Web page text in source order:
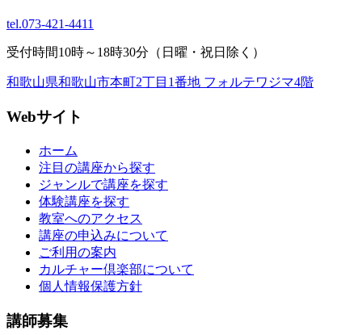
tel.073-421-4411
受付時間10時～18時30分（日曜・祝日除く）
和歌山県和歌山市本町2丁目1番地 フォルテワジマ4階
Webサイト
ホーム
注目の講座から探す
ジャンルで講座を探す
体験講座を探す
教室へのアクセス
講座の申込みについて
ご利用の案内
カルチャー倶楽部について
個人情報保護方針
講師募集